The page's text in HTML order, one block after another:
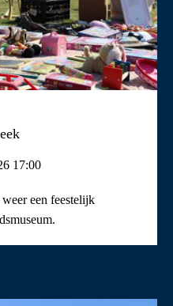
17:00
een feestelijk